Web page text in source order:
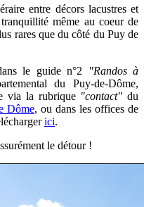
entre décors lacustres et
même au coeur de
rares que du côté du Puy de
le guide n°2
"Randos à
du Puy-de-Dôme,
via la rubrique "contact" du
Dôme, ou dans les offices de
ici.
le détour !